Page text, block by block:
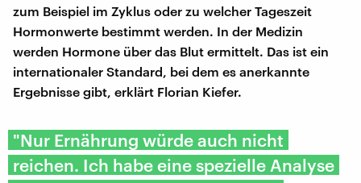
zum Beispiel im Zyklus oder zu welcher Tageszeit
Hormonwerte bestimmt werden. In der Medizin
werden Hormone über das Blut ermittelt. Das ist ein
internationaler Standard, bei dem es anerkannte
Ergebnisse gibt, erklärt Florian Kiefer.
"Nur Ernährung würde auch nicht
reichen. Ich habe eine spezielle Analyse